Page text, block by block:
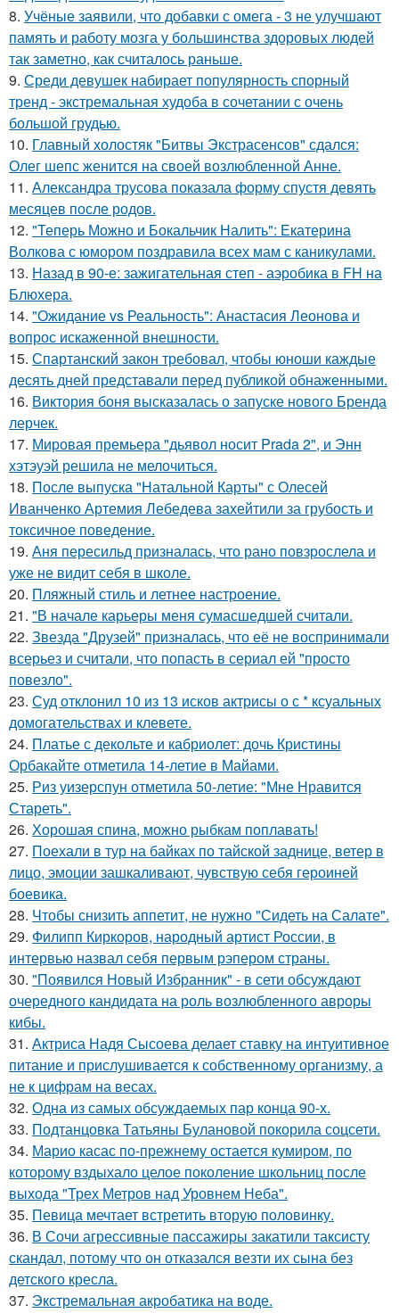
8. Учёные заявили, что добавки с омега - 3 не улучшают
память и работу мозга у большинства здоровых людей
так заметно, как считалось раньше.
9. Среди девушек набирает популярность спорный
тренд - экстремальная худоба в сочетании с очень
большой грудью.
10. Главный холостяк "Битвы Экстрасенсов" сдался:
Олег шепс женится на своей возлюбленной Анне.
11. Александра трусова показала форму спустя девять
месяцев после родов.
12. "Теперь Можно и Бокальчик Налить": Екатерина
Волкова с юмором поздравила всех мам с каникулами.
13. Назад в 90-е: зажигательная степ - аэробика в FH на
Блюхера.
14. "Ожидание vs Реальность": Анастасия Леонова и
вопрос искаженной внешности.
15. Спартанский закон требовал, чтобы юноши каждые
десять дней представали перед публикой обнаженными.
16. Виктория боня высказалась о запуске нового Бренда
лерчек.
17. Мировая премьера "дьявол носит Prada 2", и Энн
хэтэуэй решила не мелочиться.
18. После выпуска "Натальной Карты" с Олесей
Иванченко Артемия Лебедева захейтили за грубость и
токсичное поведение.
19. Аня пересильд призналась, что рано повзрослела и
уже не видит себя в школе.
20. Пляжный стиль и летнее настроение.
21. "В начале карьеры меня сумасшедшей считали.
22. Звезда "Друзей" призналась, что её не воспринимали
всерьез и считали, что попасть в сериал ей "просто
повезло".
23. Суд отклонил 10 из 13 исков актрисы о с * ксуальных
домогательствах и клевете.
24. Платье с декольте и кабриолет: дочь Кристины
Орбакайте отметила 14-летие в Майами.
25. Риз уизерспун отметила 50-летие: "Мне Нравится
Стареть".
26. Хорошая спина, можно рыбкам поплавать!
27. Поехали в тур на байках по тайской заднице, ветер в
лицо, эмоции зашкаливают, чувствую себя героиней
боевика.
28. Чтобы снизить аппетит, не нужно "Сидеть на Салате".
29. Филипп Киркоров, народный артист России, в
интервью назвал себя первым рэпером страны.
30. "Появился Новый Избранник" - в сети обсуждают
очередного кандидата на роль возлюбленного авроры
кибы.
31. Актриса Надя Сысоева делает ставку на интуитивное
питание и прислушивается к собственному организму, а
не к цифрам на весах.
32. Одна из самых обсуждаемых пар конца 90-х.
33. Подтанцовка Татьяны Булановой покорила соцсети.
34. Марио касас по-прежнему остается кумиром, по
которому вздыхало целое поколение школьниц после
выхода "Трех Метров над Уровнем Неба".
35. Певица мечтает встретить вторую половинку.
36. В Сочи агрессивные пассажиры закатили таксисту
скандал, потому что он отказался везти их сына без
детского кресла.
37. Экстремальная акробатика на воде.